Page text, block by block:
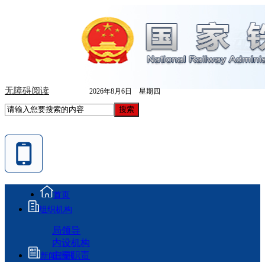
无障碍阅读 2026年8月6日 星期四
首页
组织机构
局领导
内设机构
主要职责
新闻资讯